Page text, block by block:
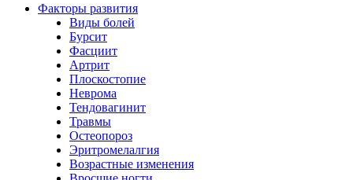
Факторы развития
Виды болей
Бурсит
Фасциит
Артрит
Плоскостопие
Неврома
Тендовагинит
Травмы
Остеопороз
Эритромелалгия
Возрастные изменения